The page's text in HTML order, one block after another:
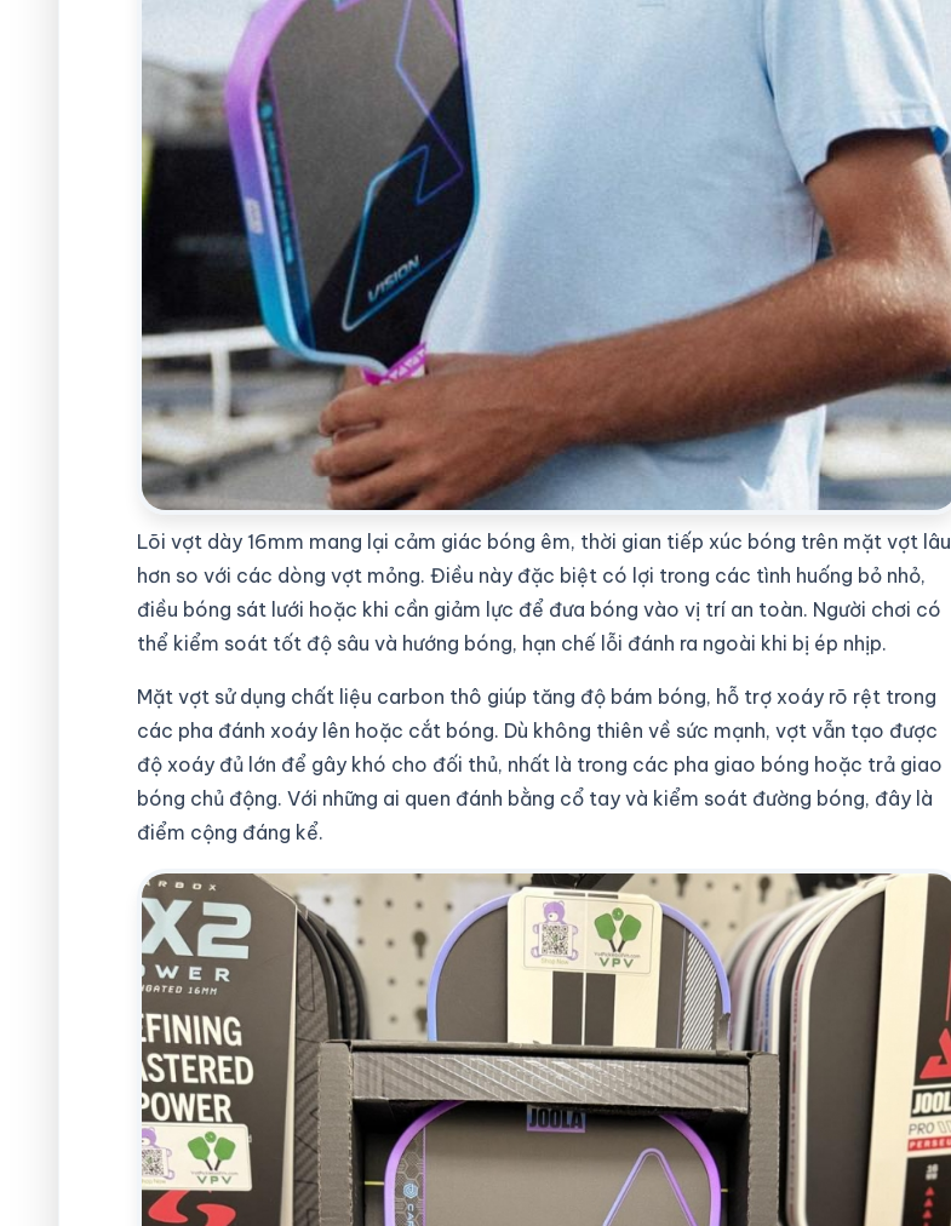
Lõi vợt dày 16mm mang lại cảm giác bóng êm, thời gian tiếp xúc bóng trên mặt vợt lâu
hơn so với các dòng vợt mỏng. Điều này đặc biệt có lợi trong các tình huống bỏ nhỏ,
điều bóng sát lưới hoặc khi cần giảm lực để đưa bóng vào vị trí an toàn. Người chơi có
thể kiểm soát tốt độ sâu và hướng bóng, hạn chế lỗi đánh ra ngoài khi bị ép nhịp.
Mặt vợt sử dụng chất liệu carbon thô giúp tăng độ bám bóng, hỗ trợ xoáy rõ rệt trong
các pha đánh xoáy lên hoặc cắt bóng. Dù không thiên về sức mạnh, vợt vẫn tạo được
độ xoáy đủ lớn để gây khó cho đối thủ, nhất là trong các pha giao bóng hoặc trả giao
bóng chủ động. Với những ai quen đánh bằng cổ tay và kiểm soát đường bóng, đây là
điểm cộng đáng kể.